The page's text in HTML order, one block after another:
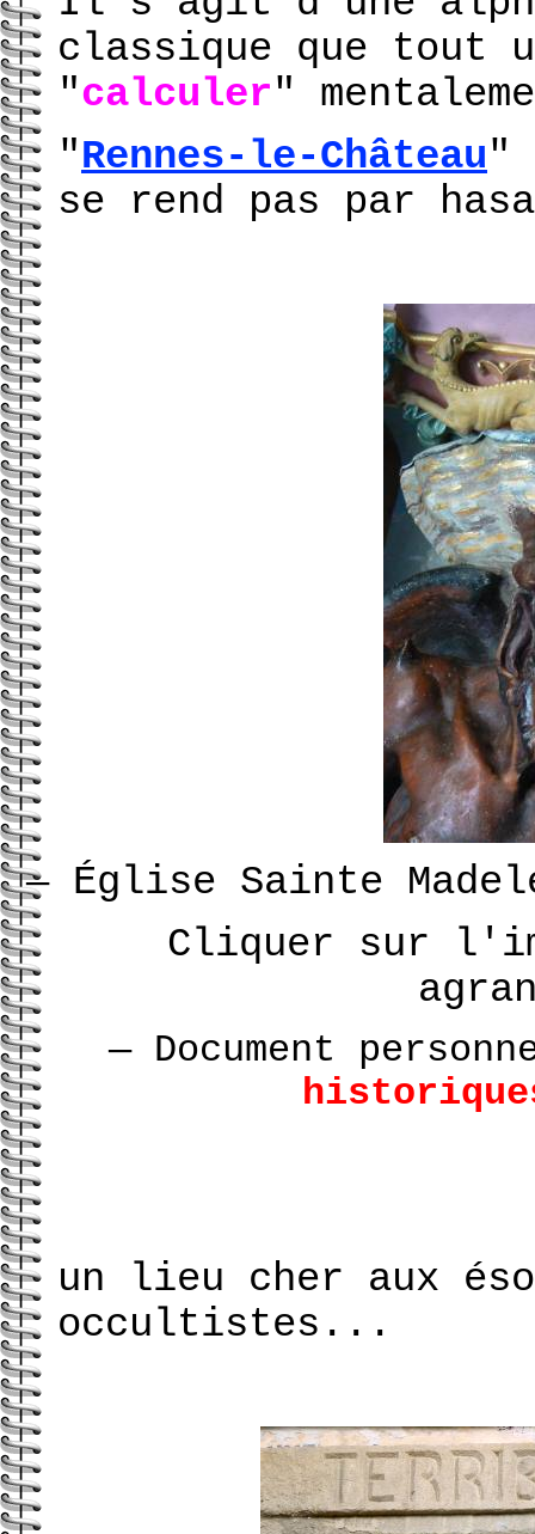
classique que tout
"calculer"
"Rennes-le-Château"
se rend pas par
—
Église Sainte
Cliquer sur
— Document
un lieu cher aux
occultistes...